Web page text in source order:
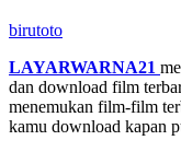
birutoto
LAYARWARNA21
dan download film
menemukan film-film
kamu download kapan